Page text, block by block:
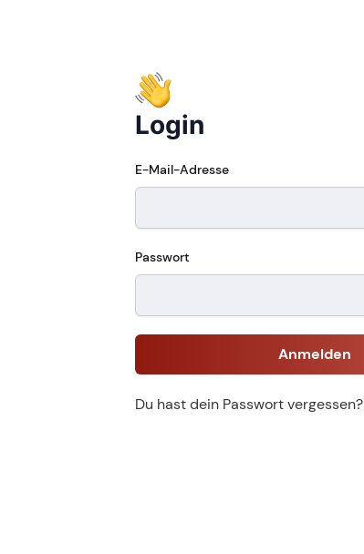
Login
E-Mail-Adresse
Passwort
Anmelden
Du hast dein Passwort vergessen?